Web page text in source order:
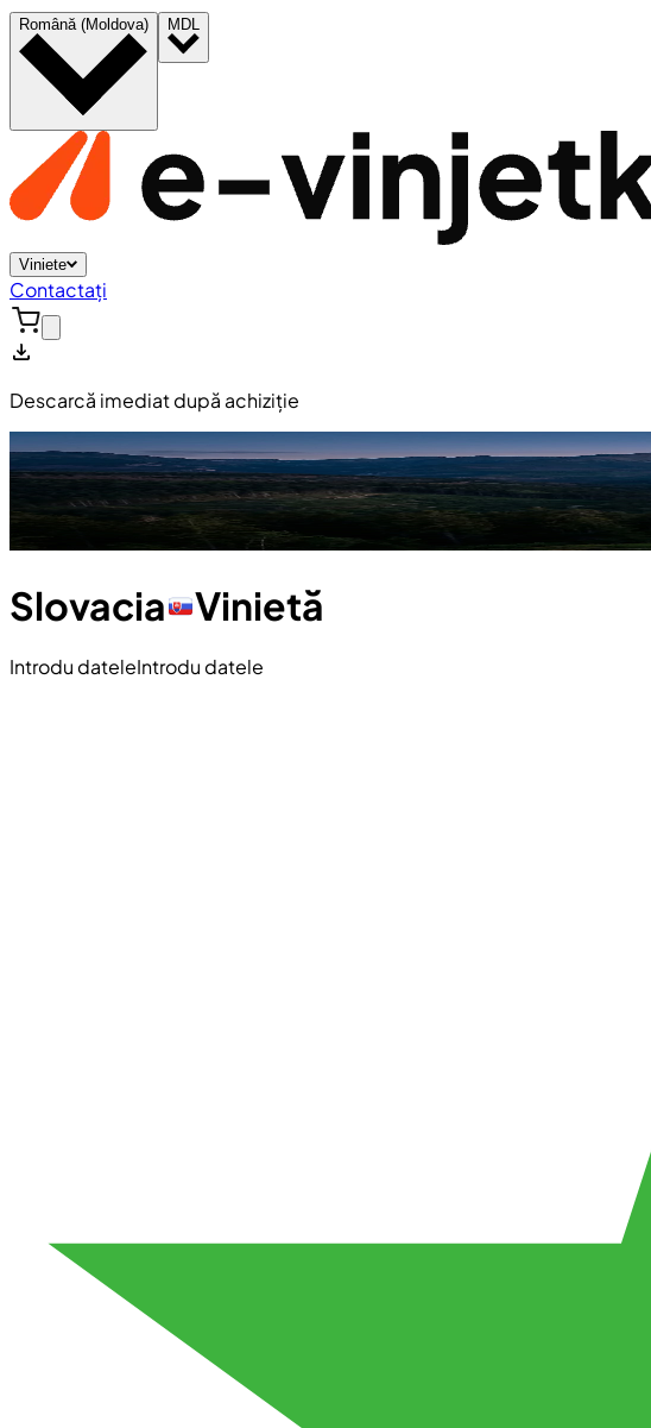
Română (Moldova) MDL
Viniete
Contactați
Descarcă imediat după achiziție
Slovacia Vinietă
Introdu dateleIntrodu datele